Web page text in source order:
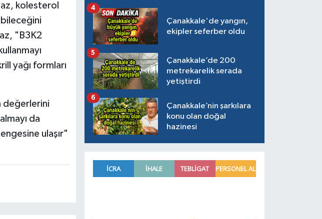
kolesterol
"B3K2
yağı formları
değerlerini
da
ulaşır"
Çanakkale'de yangın,
ekipler seferber oldu
4
Çanakkale’de 200
metrekarelik serada
yetiştirdi
5
Çanakkale’nin şarkılara
konu olan doğal
hazinesi
6